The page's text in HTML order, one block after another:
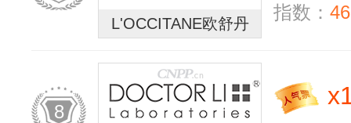
L'OCCITANE欧舒丹
指数：
8
x